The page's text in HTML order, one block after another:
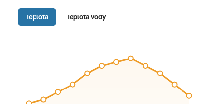
Teplota Teplota vody